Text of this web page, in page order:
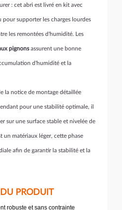
: cet abri est livré en kit avec
pour supporter les charges lourdes
les remontées d'humidité. Les
pignonsassurent une bonne
d'humidité et la
la notice de montage détaillée
pour une stabilité optimale, il
sur une surface stable et nivelée de
un matériaux léger, cette phase
afin de garantir la stabilité et la
DU PRODUIT
robuste et sans contrainte